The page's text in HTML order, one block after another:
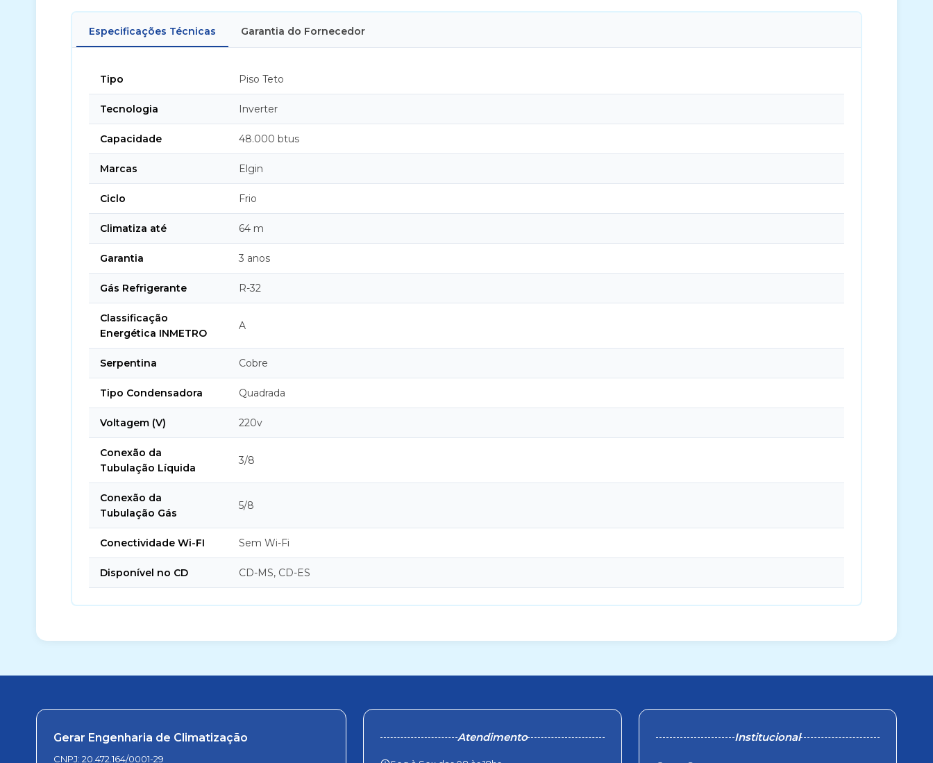
Especificações Técnicas Garantia do Fornecedor
Tipo Piso Teto
Tecnologia Inverter
Capacidade 48.000 btus
Marcas Elgin
Ciclo Frio
Climatiza até 64 m
Garantia 3 anos
Gás Refrigerante R-32
Classificação
Energética INMETRO
A
Serpentina Cobre
Tipo Condensadora Quadrada
Voltagem (V) 220v
Conexão da
Tubulação Líquida
3/8
Conexão da
Tubulação Gás
5/8
Conectividade Wi-FI Sem Wi-Fi
Disponível no CD CD-MS, CD-ES
Gerar Engenharia de Climatização
CNPJ: 20.472.164/0001-29
Atendimento Institucional